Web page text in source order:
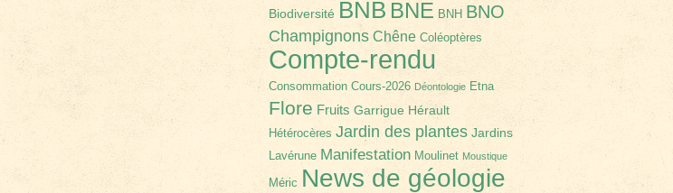
Biodiversité BNB BNE BNH BNO
Champignons Chêne Coléoptères
Compte-rendu
Consommation Cours-2026 Déontologie Etna
Flore Fruits Garrigue Hérault
Hétérocères Jardin des plantes Jardins
Lavérune Manifestation Moulinet Moustique
Méric News de géologie